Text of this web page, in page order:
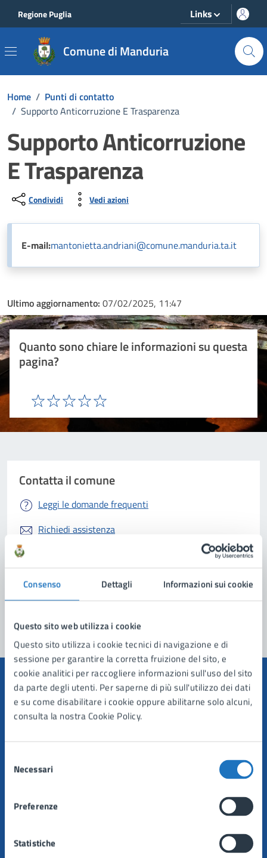
Consenso Dettagli Informazioni sui cookie
Questo sito web utilizza i cookie
Questo sito utilizza i cookie tecnici di navigazione e di
sessione per garantire la corretta fruizione del sito, e
cookie analitici per raccogliere informazioni sull'uso del sito
da parte degli utenti. Per saperne di più sull'utilizzo dei dati
e su come disabilitare i cookie oppure abilitarne solo alcuni,
consulta la nostra Cookie Policy.
delNecessari
Preferenze
Statistiche
Regione Puglia Links
Comune di Manduria
Home / Punti di contatto
/ Supporto Anticorruzione E Trasparenza
Supporto Anticorruzione
E Trasparenza
Condividi Vedi azioni
E-mail:mantonietta.andriani@comune.manduria.ta.it
Ultimo aggiornamento: 07/02/2025, 11:47
Quanto sono chiare le informazioni su questa
pagina?
Valuta 5 stelle su 5
Valuta 4 stelle su 5
Valuta 3 stelle su 5
Valuta 2 stelle su 5
Valuta 1 stelle su 5
Contatta il comune
Leggi le domande frequenti
Richiedi assistenza
Problemi in città
Comune di Manduria
Uffici
Politici
Personale amministrativo